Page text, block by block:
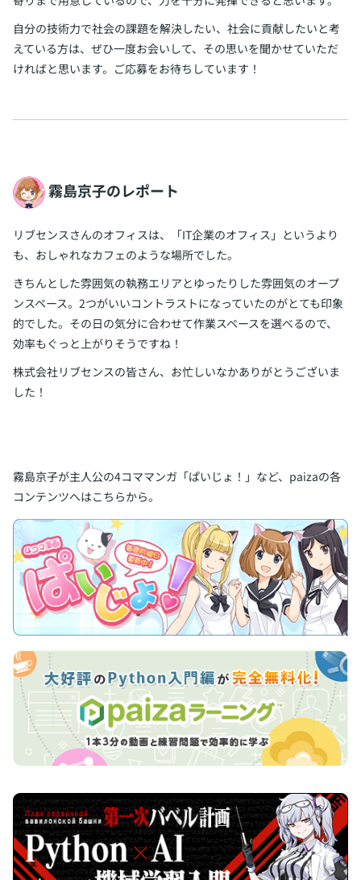
自分の技術力で社会の課題を解決したい、社会に貢献したいと考
えている方は、ぜひ一度お会いして、その思いを聞かせていただ
ければと思います。ご応募をお待ちしています！
霧島京子のレポート
リブセンスさんのオフィスは、「IT企業のオフィス」というより
も、おしゃれなカフェのような場所でした。
きちんとした雰囲気の執務エリアとゆったりした雰囲気のオープ
ンスペース。2つがいいコントラストになっていたのがとても印象
的でした。その日の気分に合わせて作業スペースを選べるので、
効率もぐっと上がりそうですね！
株式会社リブセンスの皆さん、お忙しいなかありがとうございま
した！
霧島京子が主人公の4コママンガ「ぱいじょ！」など、paizaの各
コンテンツへはこちらから。